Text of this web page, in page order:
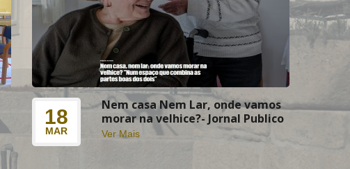
18
MAR
Nem casa Nem Lar, onde vamos
morar na velhice?- Jornal Publico
Ver Mais